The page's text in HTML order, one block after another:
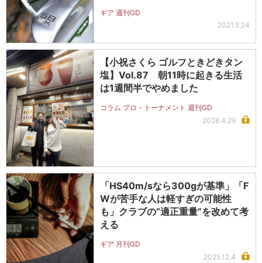
ギア 週刊GD
2021.5.24
【小祝さくら ゴルフときどきタン
塩】Vol.87 朝11時に起きる生活
は1週間半でやめました
コラム プロ・トーナメント 週刊GD
2026.4.29
「HS40m/sなら300gが基準」「F
Wが苦手な人は軽すぎの可能性
も」クラブの“適正重量”を改めて考
える
ギア 月刊GD
2025.12.4